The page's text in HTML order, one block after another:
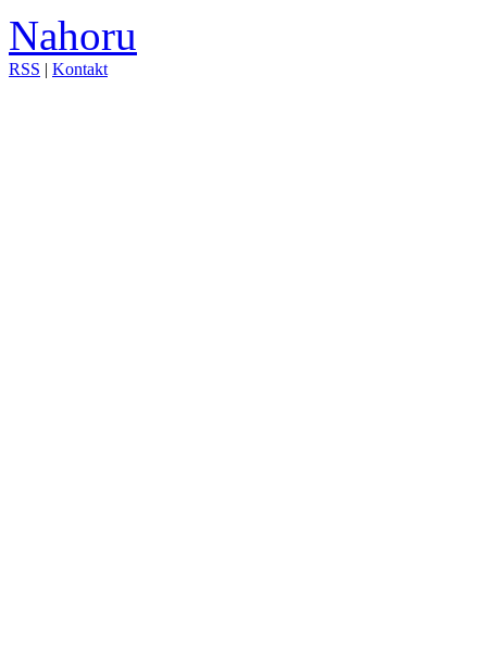
Nahoru
RSS | Kontakt